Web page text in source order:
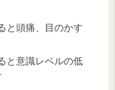
と頭痛、目のかす
と意識レベルの低